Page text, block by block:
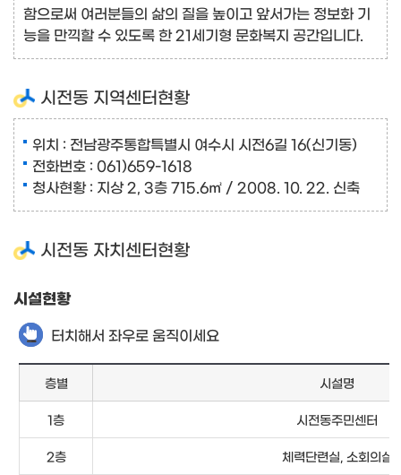
함으로써 여러분들의 삶의 질을 높이고 앞서가는 정보화 기
능을 만끽할 수 있도록 한 21세기형 문화복지 공간입니다.
시전동 지역센터현황
위치 : 전남광주통합특별시 여수시 시전6길 16(신기동)
전화번호 : 061)659-1618
청사현황 : 지상 2, 3층 715.6㎡ / 2008. 10. 22. 신축
시전동 자치센터현황
시설현황
터치해서 좌우로 움직이세요
층별 시설명
1층 시전동주민센터
2층 체력단련실, 소회의실